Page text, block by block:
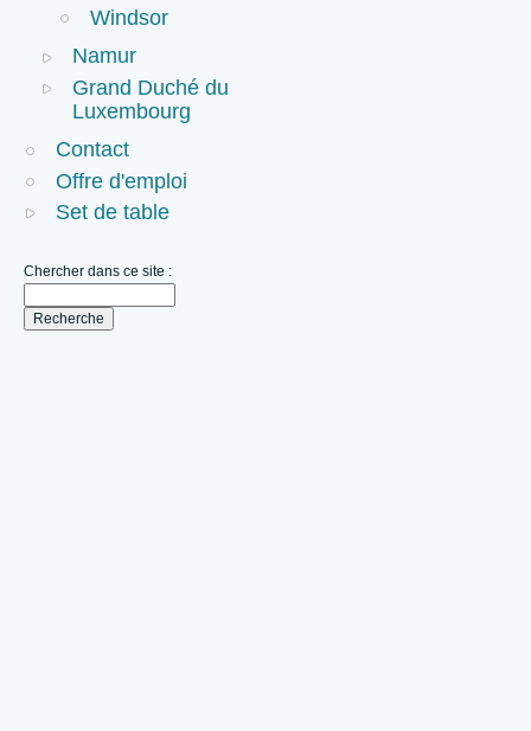
Windsor
Namur
Grand Duché du
Luxembourg
Contact
Offre d'emploi
Set de table
Chercher dans ce site :